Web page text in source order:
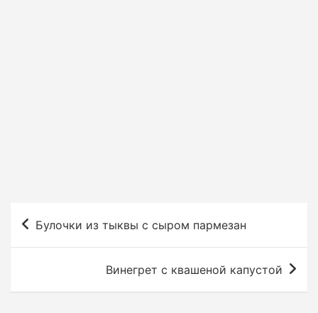
Булочки из тыквы с сыром пармезан
Винегрет с квашеной капустой